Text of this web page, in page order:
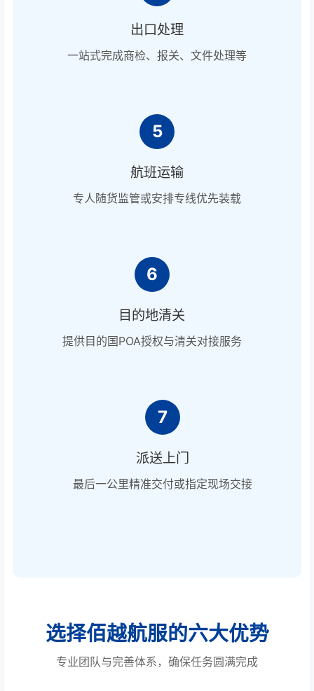
出口处理
一站式完成商检、报关、文件处理等
5
航班运输
专人随货监管或安排专线优先装载
6
目的地清关
提供目的国POA授权与清关对接服务
7
派送上门
最后一公里精准交付或指定现场交接
选择佰越航服的六大优势
专业团队与完善体系，确保任务圆满完成